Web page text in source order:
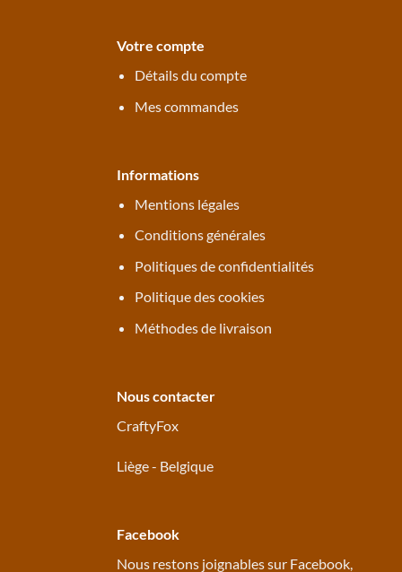
Votre compte
Détails du compte
Mes commandes
Informations
Mentions légales
Conditions générales
Politiques de confidentialités
Politique des cookies
Méthodes de livraison
Nous contacter
CraftyFox
Liège - Belgique
Facebook
Nous restons joignables sur Facebook,